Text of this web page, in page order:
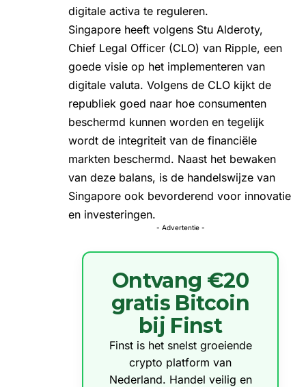
digitale activa te reguleren.
Singapore heeft volgens Stu Alderoty,
Chief Legal Officer (CLO) van Ripple, een
goede visie op het implementeren van
digitale valuta. Volgens de CLO kijkt de
republiek goed naar hoe consumenten
beschermd kunnen worden en tegelijk
wordt de integriteit van de financiële
markten beschermd. Naast het bewaken
van deze balans, is de handelswijze van
Singapore ook bevorderend voor innovatie
en investeringen.
- Advertentie -
Ontvang €20
gratis Bitcoin
bij Finst
Finst is het snelst groeiende
crypto platform van
Nederland. Handel veilig en